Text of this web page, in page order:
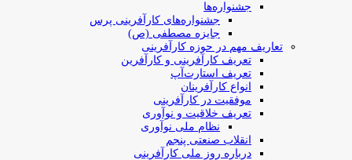
جشنواره‌ها
جشنواره‌های کارآفرینی‌ پرس
جایزه مصطفی (ص)
تعاریف مهم در حوزه کارآفرینی
تعریف کارآفرینی و کارآفرین
تعریف استارت‌آپ
انواع کارآفرینان
موفقیت در کارآفرینی
تعریف خلاقیت و نوآوری
نظام ملی نوآوری
انقلاب صنعتی پنجم
درباره روز ملی کارآفرینی